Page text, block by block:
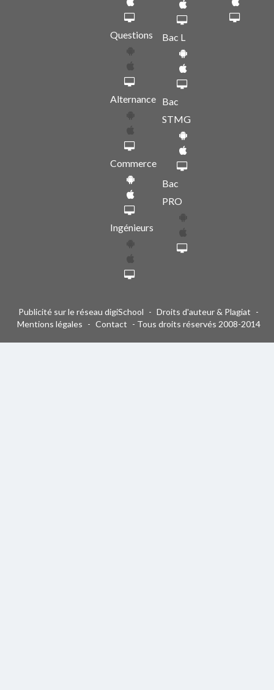
Questions
Alternance
Commerce
Ingénieurs
Bac L
Bac
STMG
Bac
PRO
Publicité sur le réseau digiSchool - Droits d'auteur & Plagiat -
Mentions légales - Contact - Tous droits réservés 2008-2014